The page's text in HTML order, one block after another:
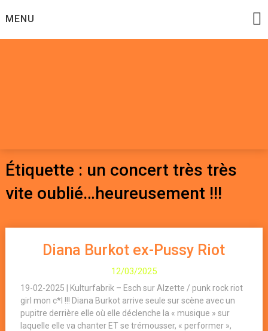
toMENU
Étiquette : un concert très très
vite oublié…heureusement !!!
Diana Burkot ex-Pussy Riot
12/03/2025
19-02-2025 | Kulturfabrik – Esch sur Alzette / punk rock riot
girl mon c*l !!! Diana Burkot arrive seule sur scène avec un
pupitre derrière elle où elle déclenche la « musique » sur
laquelle elle va chanter ET se trémousser, « performer »,